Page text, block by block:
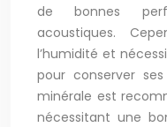
de bonnes
acoustiques.
l’humidité et
pour conserver
minérale est
nécessitant une